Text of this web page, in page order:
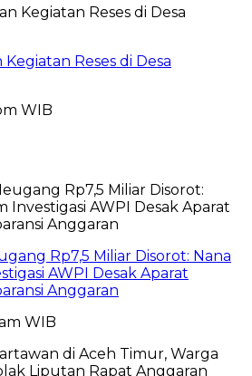
Reses di Desa
WIB
Rp7,5 Miliar Disorot: Nana
AWPI Desak Aparat
Anggaran
WIB